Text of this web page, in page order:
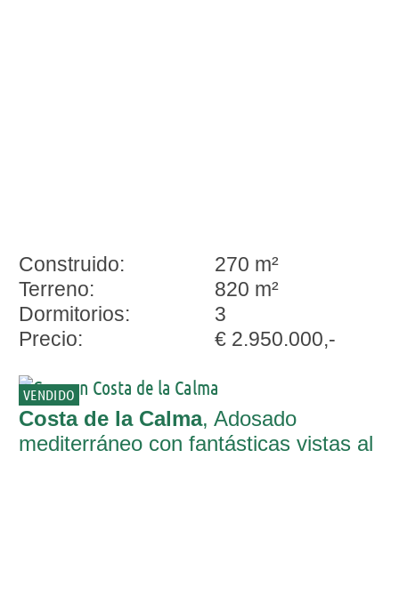
Construido:
270 m²
Terreno:
820 m²
Dormitorios:
3
Precio:
€ 2.950.000,-
VENDIDO
Costa de la Calma, Adosado
mediterráneo con fantásticas vistas al